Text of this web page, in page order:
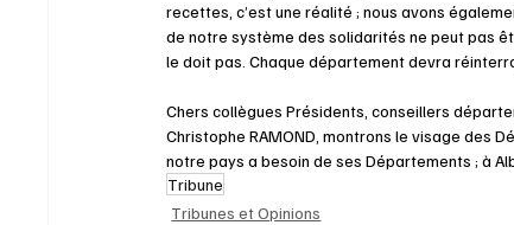
recettes, c’est une réalité ; nous avons
de notre système des solidarités ne peut pas
le doit pas. Chaque département devra
Chers collègues Présidents, conseillers
Christophe RAMOND, montrons le visage des
notre pays a besoin de ses Départements ; à
Tribune
Tribunes et Opinions